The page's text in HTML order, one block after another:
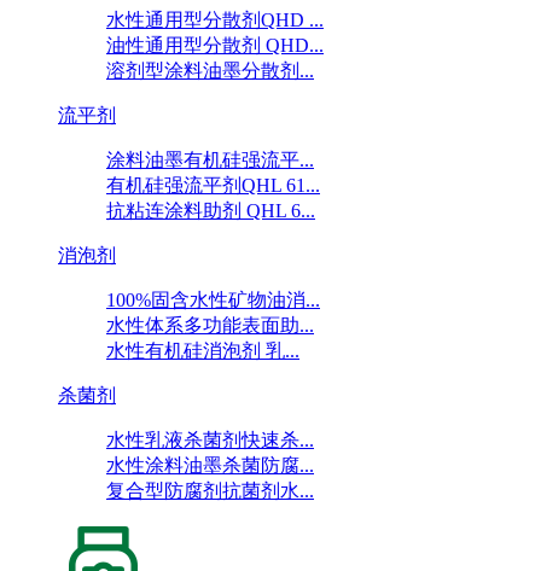
水性通用型分散剂QHD ...
油性通用型分散剂 QHD...
溶剂型涂料油墨分散剂...
流平剂
涂料油墨有机硅强流平...
有机硅强流平剂QHL 61...
抗粘连涂料助剂 QHL 6...
消泡剂
100%固含水性矿物油消...
水性体系多功能表面助...
水性有机硅消泡剂 乳...
杀菌剂
水性乳液杀菌剂快速杀...
水性涂料油墨杀菌防腐...
复合型防腐剂抗菌剂水...